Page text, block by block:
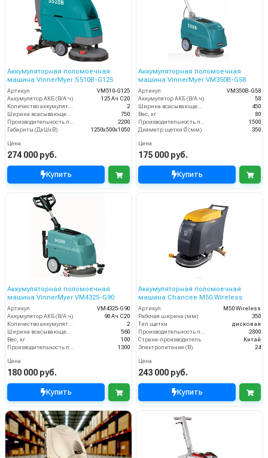
Аккумуляторная поломоечная
машина VinnerMyer S510B-G125
Артикул
VM510-G125
Аккумулятор АКБ (В/А·ч)
125 Ач С20
Количество аккумуляторов (шт)
2
Ширина всасывающей балки (мм)
750
Производительность по площади (м2/ч)
2200
Габариты (ДхШхВ)
1250х500х1050
Цена
274 000 руб.
Купить
Аккумуляторная поломоечная
машина VinnerMyer VM350B-G58
Артикул
VM350B-G58
Аккумулятор АКБ (В/А·ч)
58
Ширина всасывающей балки (мм)
450
Вес, кг
80
Производительность по площади (м2/ч)
1500
Диаметр щетки Ø (мм)
350
Цена
175 000 руб.
Купить
Аккумуляторная поломоечная
машина VinnerMyer VM4325-G90
Артикул
VM4325-G90
Аккумулятор АКБ (В/А·ч)
90 Ач С20
Количество аккумуляторов (шт)
2
Ширина всасывающей балки (мм)
560
Вес, кг
100
Производительность по площади (м2/ч)
1300
Цена
180 000 руб.
Купить
Аккумуляторная поломоечная
машина Chancee M50 Wireless
Артикул
M50 Wireless
Рабочая ширина (мм)
350
Тип щетки
дисковая
Производительность по площади (м2/ч)
2800
Страна-производитель
Китай
Электропитание (В)
24
Цена
243 000 руб.
Купить